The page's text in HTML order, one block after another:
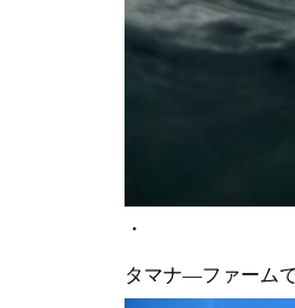
・
タマナ―ファーム